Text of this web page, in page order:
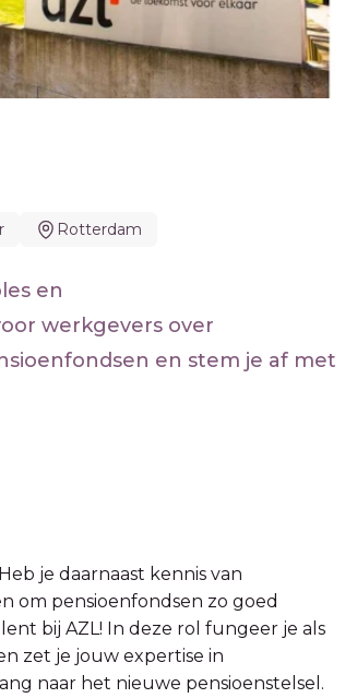
Rotterdam
en
werkgevers over
en stem je af met
je daarnaast kennis van
om pensioenfondsen zo goed
bij AZL! In deze rol fungeer je als
zet je jouw expertise in
naar het nieuwe pensioenstelsel.